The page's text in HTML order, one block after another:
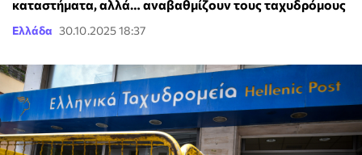
καταστήματα, αλλά… αναβαθμίζουν τους ταχυδρόμους
Ελλάδα 30.10.2025 18:37